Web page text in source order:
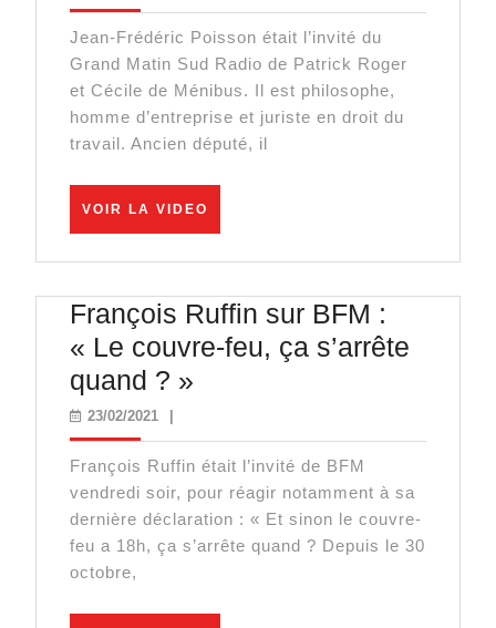
Poisson
:
« On
a
l’impression
que
est
confisqué »
Jean-Frédéric Poisson était l’invité du
Grand Matin Sud Radio de Patrick Roger
et Cécile de Ménibus. Il est philosophe,
homme d’entreprise et juriste en droit du
travail. Ancien député, il
VOIR LA VIDEO
François Ruffin sur BFM :
« Le couvre-feu, ça s’arrête
quand ? »
sur
BFM
:
« Le
feu,
23/02/202123/02/2021
François Ruffin était l’invité de BFM
vendredi soir, pour réagir notamment à sa
dernière déclaration : « Et sinon le couvre-
feu a 18h, ça s’arrête quand ? Depuis le 30
octobre,